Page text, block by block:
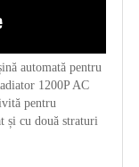
automată pentru
1200P AC
pentru
și cu două straturi